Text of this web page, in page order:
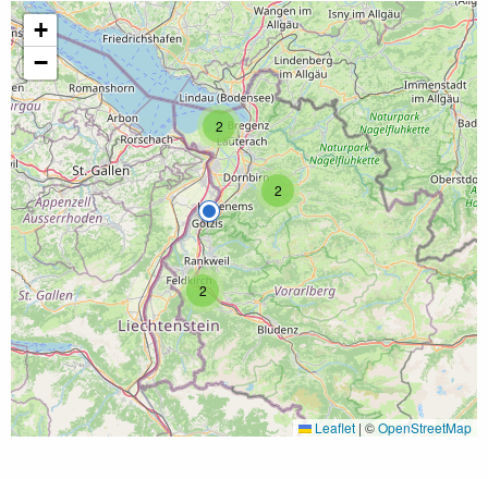
2
2
2
+
−
Leaflet | ©OpenStreetMap